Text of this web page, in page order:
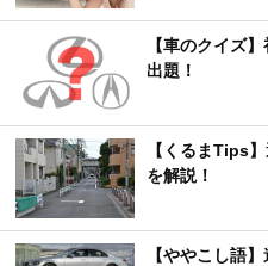
【車のクイズ
出題！
【くるまTips
を解説！
【ややこし語